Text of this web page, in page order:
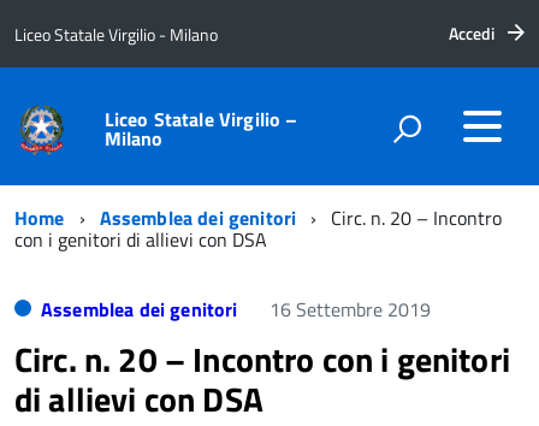
Liceo Statale Virgilio - Milano Accedi
Liceo Statale Virgilio –
Milano
Home Assemblea dei genitori Circ. n. 20 – Incontro
con i genitori di allievi con DSA
Assemblea dei genitori 16 Settembre 2019
Circ. n. 20 – Incontro con i genitori
di allievi con DSA